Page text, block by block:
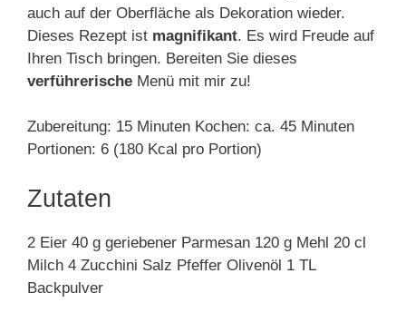
auch auf der Oberfläche als Dekoration wieder.
Dieses Rezept ist magnifikant. Es wird Freude auf
Ihren Tisch bringen. Bereiten Sie dieses
verführerische Menü mit mir zu!
Zubereitung: 15 Minuten Kochen: ca. 45 Minuten
Portionen: 6 (180 Kcal pro Portion)
Zutaten
2 Eier 40 g geriebener Parmesan 120 g Mehl 20 cl
Milch 4 Zucchini Salz Pfeffer Olivenöl 1 TL
Backpulver